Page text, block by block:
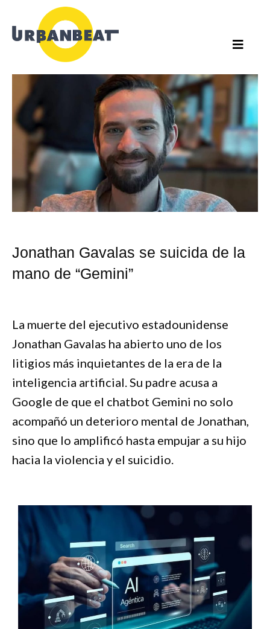
contenido
Jonathan Gavalas se suicida de la
mano de “Gemini”
La muerte del ejecutivo estadounidense
Jonathan Gavalas ha abierto uno de los
litigios más inquietantes de la era de la
inteligencia artificial. Su padre acusa a
Google de que el chatbot Gemini no solo
acompañó un deterioro mental de Jonathan,
sino que lo amplificó hasta empujar a su hijo
hacia la violencia y el suicidio.